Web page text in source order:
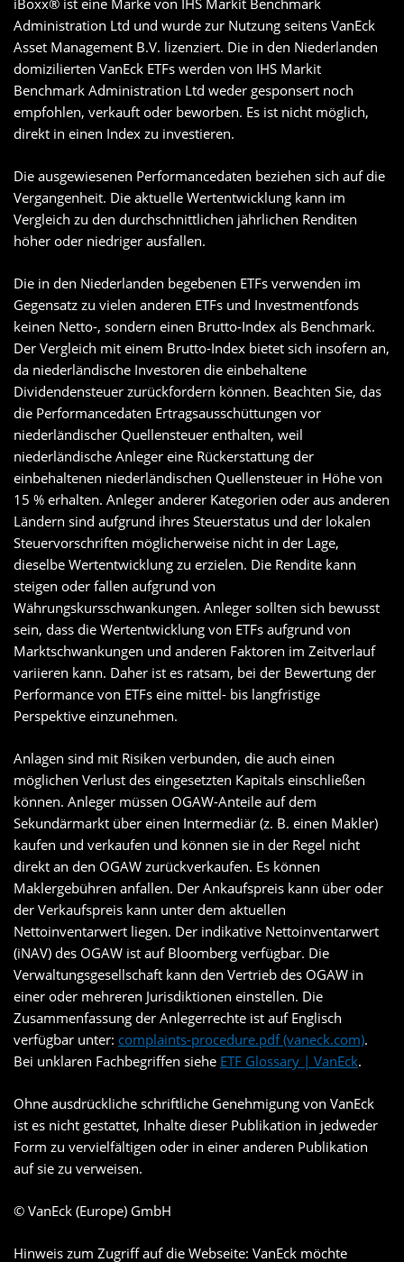
iBoxx® ist eine Marke von IHS Markit Benchmark
Administration Ltd und wurde zur Nutzung seitens VanEck
Asset Management B.V. lizenziert. Die in den Niederlanden
domizilierten VanEck ETFs werden von IHS Markit
Benchmark Administration Ltd weder gesponsert noch
empfohlen, verkauft oder beworben. Es ist nicht möglich,
direkt in einen Index zu investieren.
Die ausgewiesenen Performancedaten beziehen sich auf die
Vergangenheit. Die aktuelle Wertentwicklung kann im
Vergleich zu den durchschnittlichen jährlichen Renditen
höher oder niedriger ausfallen.
Die in den Niederlanden begebenen ETFs verwenden im
Gegensatz zu vielen anderen ETFs und Investmentfonds
keinen Netto-, sondern einen Brutto-Index als Benchmark.
Der Vergleich mit einem Brutto-Index bietet sich insofern an,
da niederländische Investoren die einbehaltene
Dividendensteuer zurückfordern können. Beachten Sie, das
die Performancedaten Ertragsausschüttungen vor
niederländischer Quellensteuer enthalten, weil
niederländische Anleger eine Rückerstattung der
einbehaltenen niederländischen Quellensteuer in Höhe von
15 % erhalten. Anleger anderer Kategorien oder aus anderen
Ländern sind aufgrund ihres Steuerstatus und der lokalen
Steuervorschriften möglicherweise nicht in der Lage,
dieselbe Wertentwicklung zu erzielen. Die Rendite kann
steigen oder fallen aufgrund von
Währungskursschwankungen. Anleger sollten sich bewusst
sein, dass die Wertentwicklung von ETFs aufgrund von
Marktschwankungen und anderen Faktoren im Zeitverlauf
variieren kann. Daher ist es ratsam, bei der Bewertung der
Performance von ETFs eine mittel- bis langfristige
Perspektive einzunehmen.
Anlagen sind mit Risiken verbunden, die auch einen
möglichen Verlust des eingesetzten Kapitals einschließen
können. Anleger müssen OGAW-Anteile auf dem
Sekundärmarkt über einen Intermediär (z. B. einen Makler)
kaufen und verkaufen und können sie in der Regel nicht
direkt an den OGAW zurückverkaufen. Es können
Maklergebühren anfallen. Der Ankaufspreis kann über oder
der Verkaufspreis kann unter dem aktuellen
Nettoinventarwert liegen. Der indikative Nettoinventarwert
(iNAV) des OGAW ist auf Bloomberg verfügbar. Die
Verwaltungsgesellschaft kann den Vertrieb des OGAW in
einer oder mehreren Jurisdiktionen einstellen. Die
Zusammenfassung der Anlegerrechte ist auf Englisch
verfügbar unter: complaints-procedure.pdf (vaneck.com).
Bei unklaren Fachbegriffen siehe ETF Glossary | VanEck.
Ohne ausdrückliche schriftliche Genehmigung von VanEck
ist es nicht gestattet, Inhalte dieser Publikation in jedweder
Form zu vervielfältigen oder in einer anderen Publikation
auf sie zu verweisen.
© VanEck (Europe) GmbH
Hinweis zum Zugriff auf die Webseite: VanEck möchte